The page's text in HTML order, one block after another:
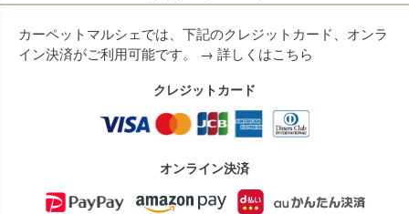
カーペットマルシェでは、下記のクレジットカード、オンラ
イン決済がご利用可能です。 → 詳しくはこちら
クレジットカード
オンライン決済